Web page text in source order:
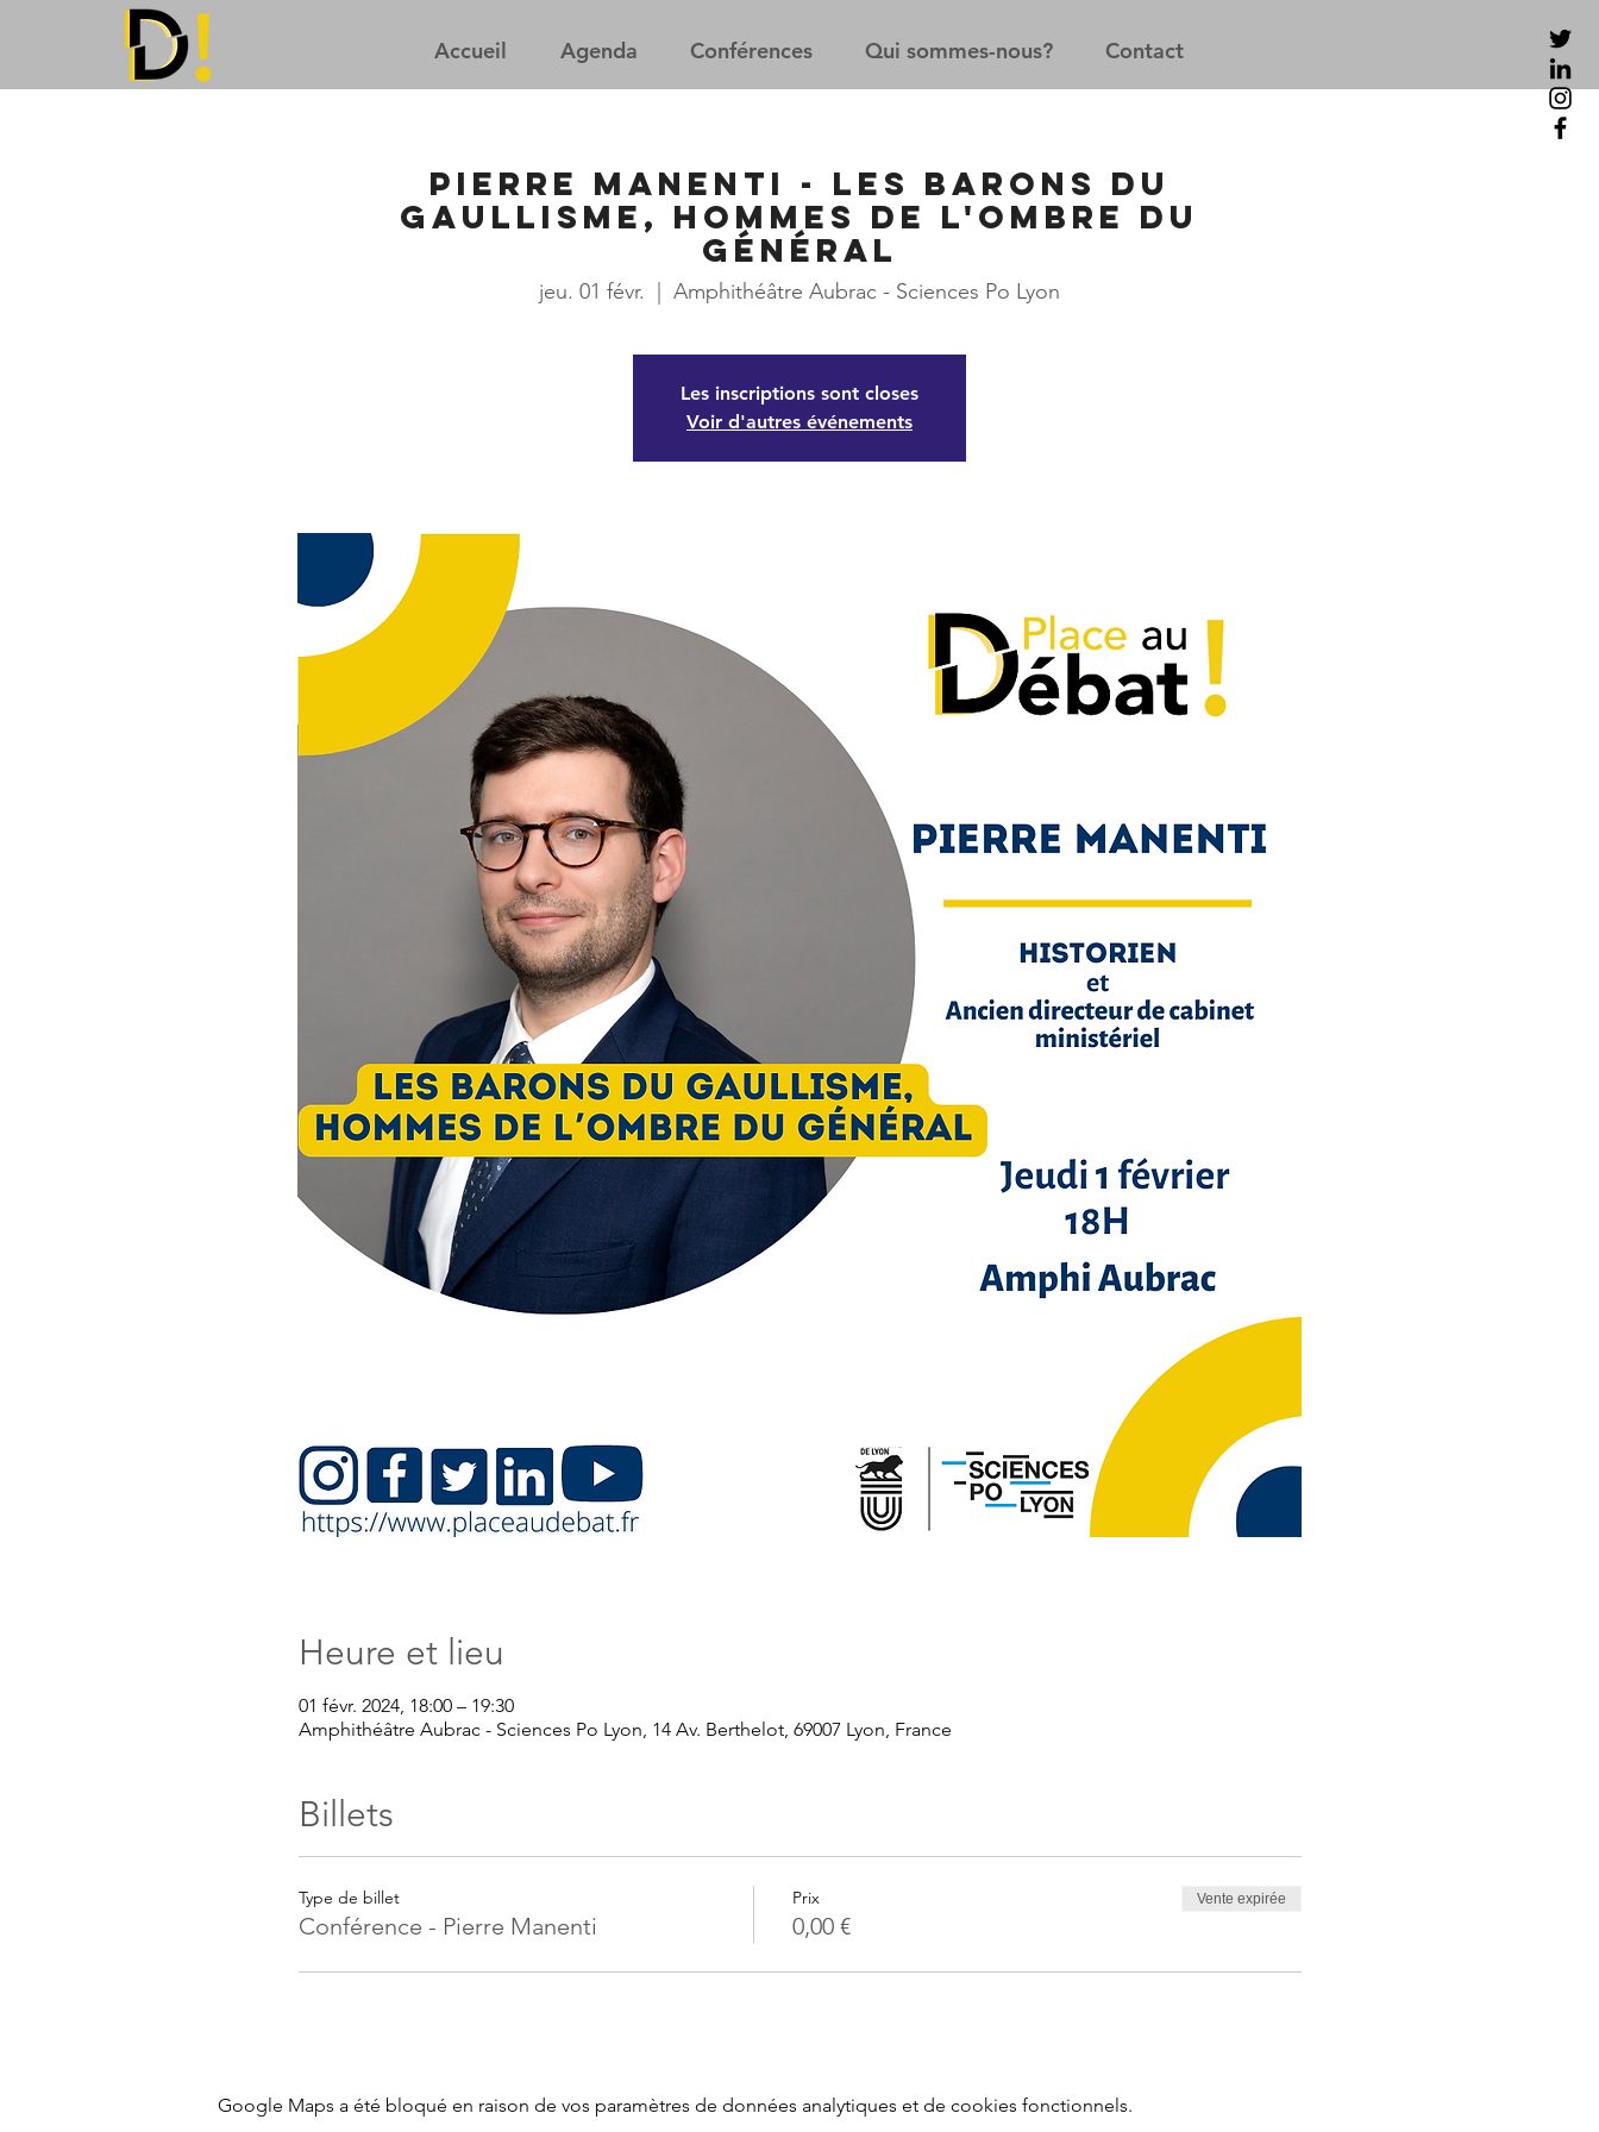
Accueil Agenda Conférences Qui sommes-nous? Contact
Pierre Manenti - Les barons du
gaullisme, hommes de l'ombre du
Général
jeu. 01 févr.
  |
Amphithéâtre Aubrac - Sciences Po Lyon
Les inscriptions sont closes
Voir d'autres événements
Heure et lieu
01 févr. 2024, 18:00 – 19:30
Amphithéâtre Aubrac - Sciences Po Lyon, 14 Av. Berthelot, 69007 Lyon, France
Billets
Type de billet
Conférence - Pierre Manenti
Prix
0,00 €
Vente expirée
Google Maps a été bloqué en raison de vos paramètres de données analytiques et de cookies fonctionnels.